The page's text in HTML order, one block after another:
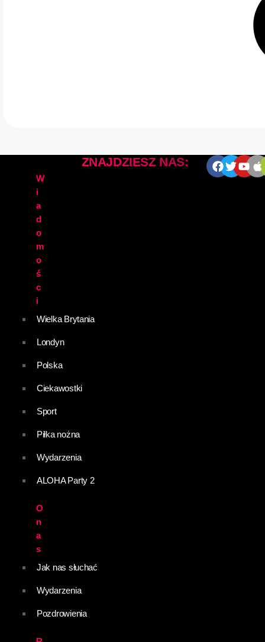
W
i
a
d
o
m
o
ś
c
i
Wielka Brytania
Londyn
Polska
Ciekawostki
Sport
Piłka nożna
Wydarzenia
ALOHA Party 2
O
n
a
s
Jak nas słuchać
Wydarzenia
Pozdrowienia
ZNAJDZIESZ NAS: